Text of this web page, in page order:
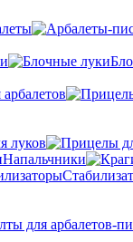
луков
Напальчники
для арбалетов-